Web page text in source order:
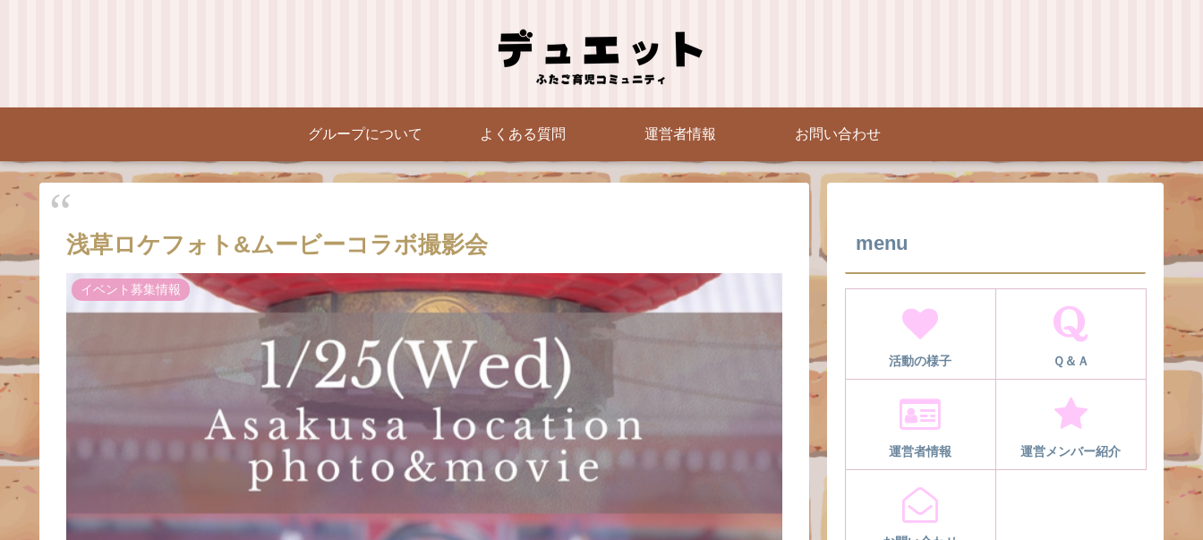
グループについて よくある質問 運営者情報 お問い合わせ
浅草ロケフォト&ムービーコラボ撮影会
イベント募集情報
menu
活動の様子 Ｑ＆Ａ
運営者情報 運営メンバー紹介